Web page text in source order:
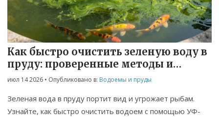
Как быстро очистить зеленую воду в
пруду: проверенные методы и
советы
июл 14 2026 • Опубликовано в: Водоемы и пруды
Зеленая вода в пруду портит вид и угрожает рыбам.
Узнайте, как быстро очистить водоем с помощью УФ-